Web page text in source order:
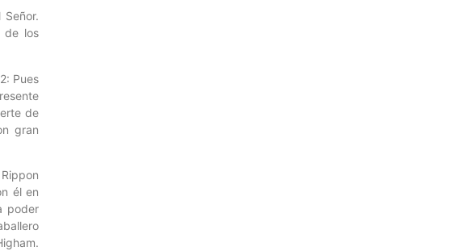
de los
Pues
de
gran
él en
poder